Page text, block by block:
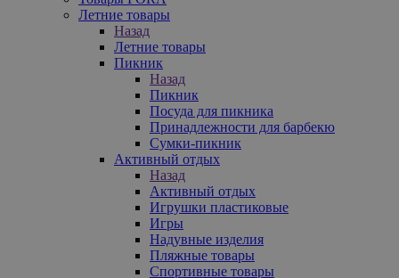
Летние товары
Назад
Летние товары
Пикник
Назад
Пикник
Посуда для пикника
Принадлежности для барбекю
Сумки-пикник
Активный отдых
Назад
Активный отдых
Игрушки пластиковые
Игры
Надувные изделия
Пляжные товары
Спортивные товары